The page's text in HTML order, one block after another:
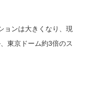
ョンは大きくなり、現
東京ドーム約3倍のス